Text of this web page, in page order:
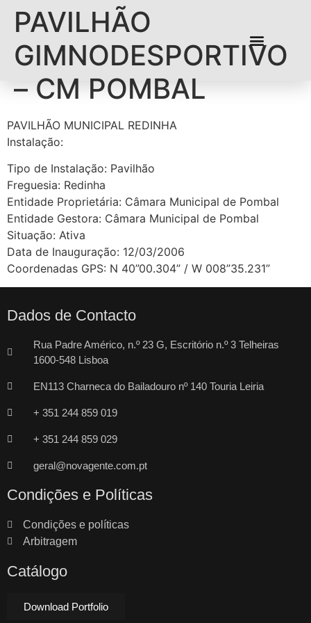
PAVILHÃO
GIMNODESPORTIVO
– CM POMBAL
PAVILHÃO MUNICIPAL REDINHA
Instalação:
Tipo de Instalação: Pavilhão
Freguesia: Redinha
Entidade Proprietária: Câmara Municipal de Pombal
Entidade Gestora: Câmara Municipal de Pombal
Situação: Ativa
Data de Inauguração: 12/03/2006
Coordenadas GPS: N 40”00.304” / W 008”35.231”
Dados de Contacto
Rua Padre Américo, n.º 23 G, Escritório n.º 3 Telheiras
1600-548 Lisboa
EN113 Charneca do Bailadouro nº 140 Touria Leiria
+ 351 244 859 019
+ 351 244 859 029
geral@novagente.com.pt
Condições e Políticas
Condições e políticas
Arbitragem
Catálogo
Download Portfolio